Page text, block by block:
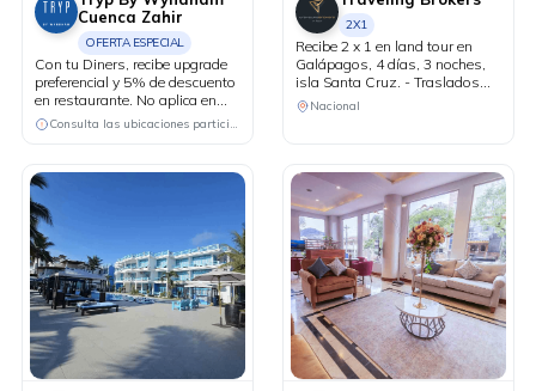
Cuenca Zahir
OFERTA ESPECIAL
Con tu Diners, recibe upgrade
preferencial y 5% de descuento
en restaurante. No aplica en
feriados.
Consulta las ubicaciones participantes
2X1
Recibe 2 x 1 en land tour en
Galápagos, 4 días, 3 noches,
isla Santa Cruz. - Traslados
in/out con asistencia en
aeropuerto. - 3 noches de
cenas (tipo menú servido). -
Actividades guiadas por
personal autorizado del Parque
Nacional Galápagos. Compra
hasta el 31 de agosto y reserva
tu estadía hasta el 20 de
diciembre.
Nacional